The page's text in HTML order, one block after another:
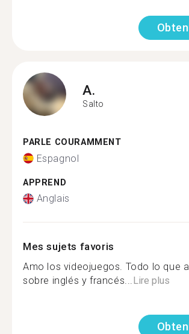
A.
Salto
PARLE COURAMMENT
Espagnol
APPREND
Anglais
Mes sujets favoris
Amo los videojuegos. Todo lo que
sobre inglés y francés...Lire plus